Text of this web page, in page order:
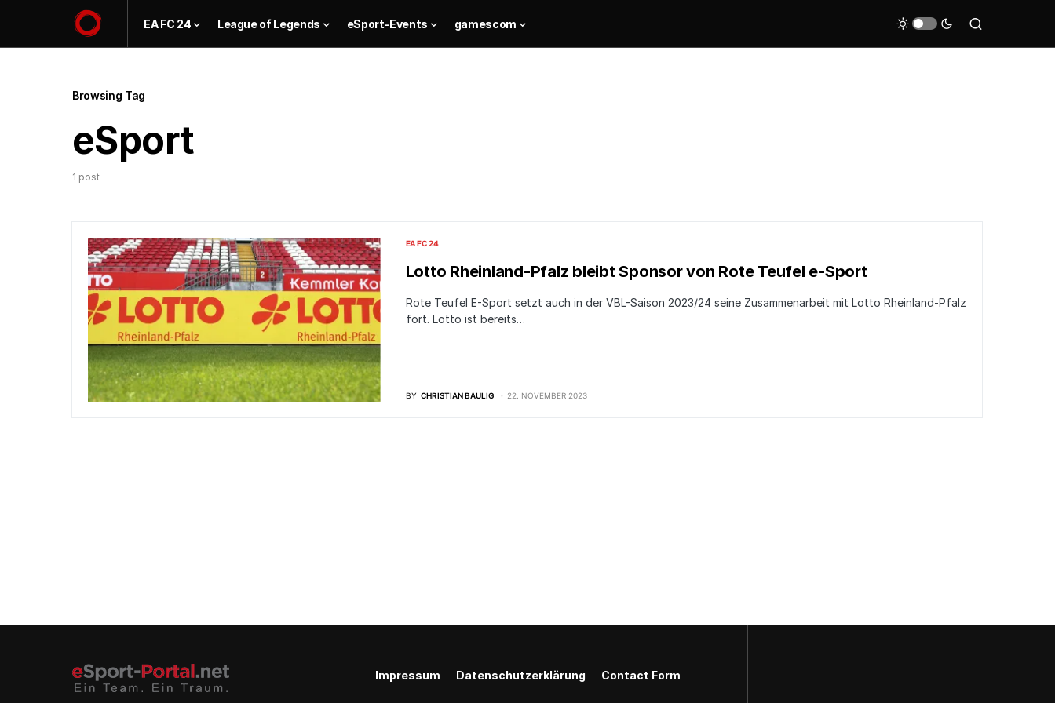
EA FC 24 League of Legends eSport-Events gamescom
Browsing Tag
eSport
1 post
EA FC 24
Lotto Rheinland-Pfalz bleibt Sponsor von Rote Teufel e-Sport
Rote Teufel E-Sport setzt auch in der VBL-Saison 2023/24 seine Zusammenarbeit mit Lotto Rheinland-Pfalz
fort. Lotto ist bereits…
BY CHRISTIAN BAULIG 22. NOVEMBER 2023
Impressum Datenschutzerklärung Contact Form